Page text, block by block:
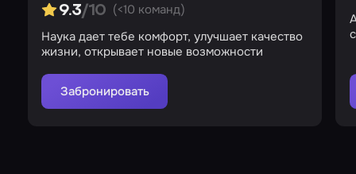
9.3/10 (<10 команд)
Наука дает тебе комфорт, улучшает качество
жизни, открывает новые возможности
Забронировать